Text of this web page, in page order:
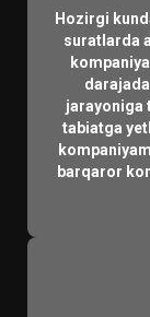
Hozirgi
suratlarda
jarayoniga
tabiatga
barqaror